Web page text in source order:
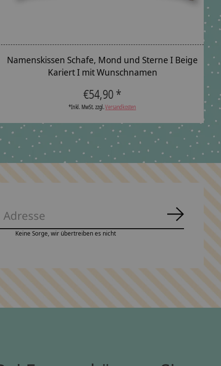
Namenskissen Schafe, Mond und Sterne I Beige
Kariert I mit Wunschnamen
€54,90 *
*Inkl. MwSt. zzgl.Versandkosten
Keine Sorge, wir übertreiben es nicht